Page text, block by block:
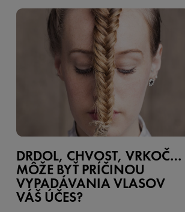
DRDOL, CHVOST, VRKOČ…
MÔŽE BYŤ PRÍČINOU
VYPADÁVANIA VLASOV
VÁŠ ÚČES?